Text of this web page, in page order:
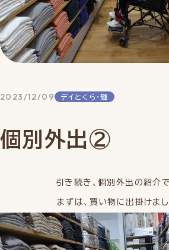
2023/12/09 デイとくら・輝
個別外出②
引き続き、個別外出の紹介
まずは、買い物に出掛けまし